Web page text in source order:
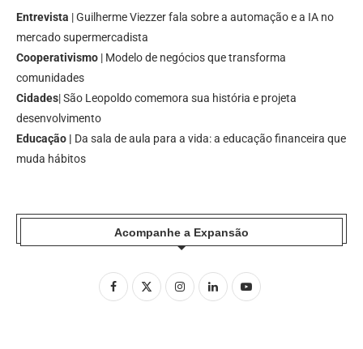
Entrevista | Guilherme Viezzer fala sobre a automação e a IA no
mercado supermercadista
Cooperativismo | Modelo de negócios que transforma
comunidades
Cidades| São Leopoldo comemora sua história e projeta
desenvolvimento
Educação | Da sala de aula para a vida: a educação financeira que
muda hábitos
Acompanhe a Expansão